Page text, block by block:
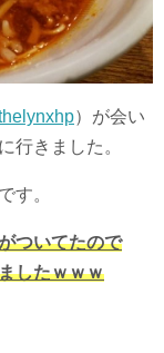
）が会い
行きました。
す。
ついてたので
したｗｗｗ